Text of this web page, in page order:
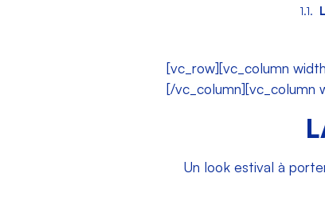
[vc_row][vc_column
[/vc_column][vc_column
Un look estival à